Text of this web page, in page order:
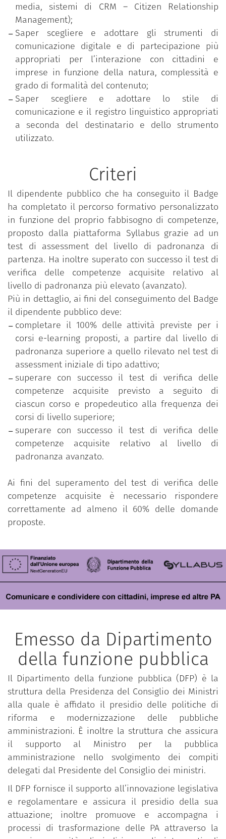
media, sistemi di CRM – Citizen Relationship
Management);
Saper scegliere e adottare gli strumenti di
comunicazione digitale e di partecipazione più
appropriati per l’interazione con cittadini e
imprese in funzione della natura, complessità e
grado di formalità del contenuto;
Saper scegliere e adottare lo stile di
comunicazione e il registro linguistico appropriati
a seconda del destinatario e dello strumento
utilizzato.
Criteri
Il dipendente pubblico che ha conseguito il Badge
ha completato il percorso formativo personalizzato
in funzione del proprio fabbisogno di competenze,
proposto dalla piattaforma Syllabus grazie ad un
test di assessment del livello di padronanza di
partenza. Ha inoltre superato con successo il test di
verifica delle competenze acquisite relativo al
livello di padronanza più elevato (avanzato).
Più in dettaglio, ai fini del conseguimento del Badge
il dipendente pubblico deve:
completare il 100% delle attività previste per i
corsi e-learning proposti, a partire dal livello di
padronanza superiore a quello rilevato nel test di
assessment iniziale di tipo adattivo;
superare con successo il test di verifica delle
competenze acquisite previsto a seguito di
ciascun corso e propedeutico alla frequenza dei
corsi di livello superiore;
superare con successo il test di verifica delle
competenze acquisite relativo al livello di
padronanza avanzato.
Ai fini del superamento del test di verifica delle
competenze acquisite è necessario rispondere
correttamente ad almeno il 60% delle domande
proposte.
Emesso da Dipartimento
della funzione pubblica
Il Dipartimento della funzione pubblica (DFP) è la
struttura della Presidenza del Consiglio dei Ministri
alla quale è affidato il presidio delle politiche di
riforma e modernizzazione delle pubbliche
amministrazioni. È inoltre la struttura che assicura
il supporto al Ministro per la pubblica
amministrazione nello svolgimento dei compiti
delegati dal Presidente del Consiglio dei ministri.
Il DFP fornisce il supporto all’innovazione legislativa
e regolamentare e assicura il presidio della sua
attuazione; inoltre promuove e accompagna i
processi di trasformazione delle PA attraverso la